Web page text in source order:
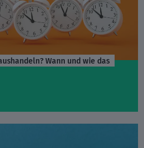
Wann und wie das